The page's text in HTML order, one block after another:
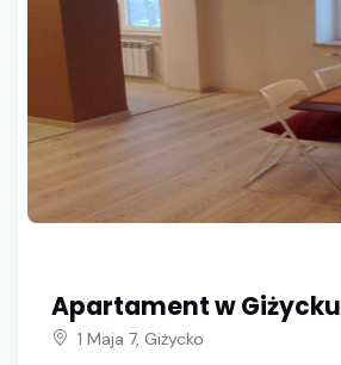
Apartament w Giżycku
1 Maja 7, Giżycko